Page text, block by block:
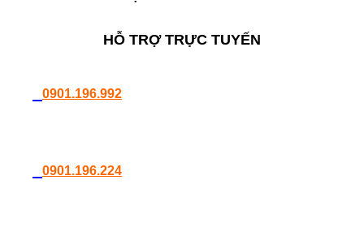
HỖ TRỢ TRỰC TUYẾN
0901.196.992
0901.196.224